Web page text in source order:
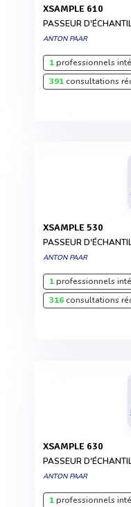
XSAMPLE 610
PASSEUR
ANTON PAAR
1professionnels
391consultations
XSAMPLE 530
PASSEUR
ANTON PAAR
1professionnels
316consultations
XSAMPLE 630
PASSEUR
ANTON PAAR
1professionnels